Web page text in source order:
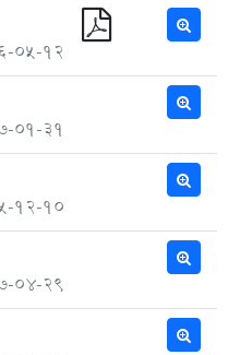
05-12
01-31
12-10
04-29